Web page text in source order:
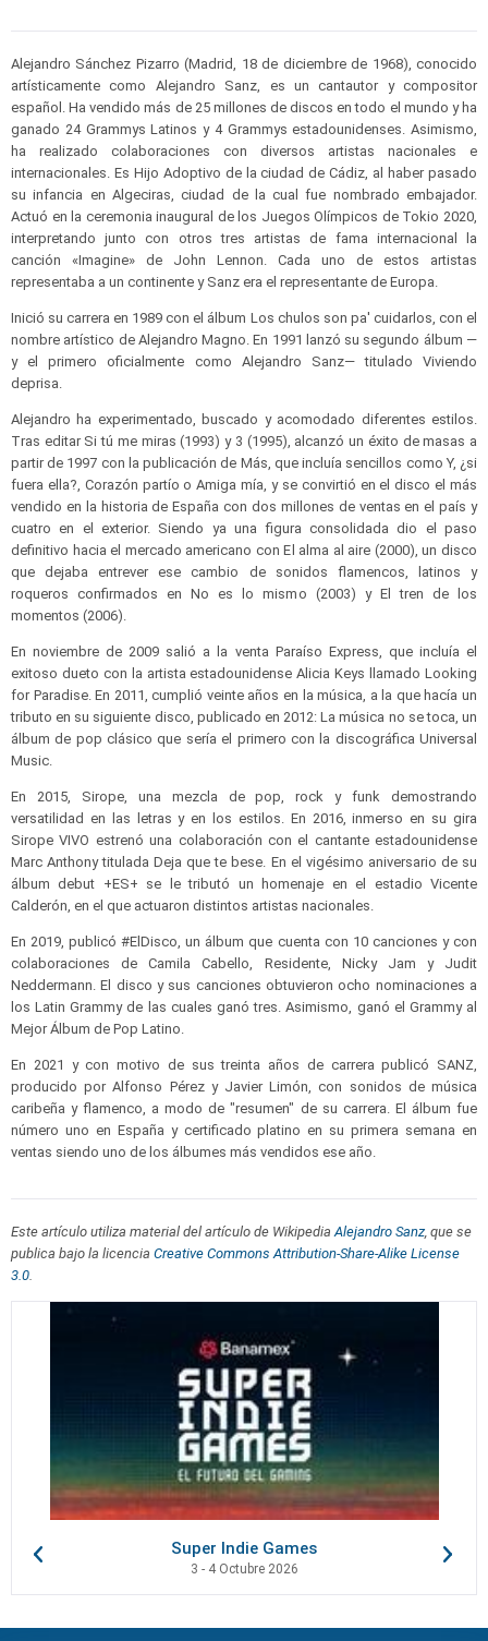
Alejandro Sánchez Pizarro (Madrid, 18 de diciembre de 1968), conocido
artísticamente como Alejandro Sanz, es un cantautor y compositor
español. Ha vendido más de 25 millones de discos en todo el mundo y ha
ganado 24 Grammys Latinos y 4 Grammys estadounidenses. Asimismo,
ha realizado colaboraciones con diversos artistas nacionales e
internacionales. Es Hijo Adoptivo de la ciudad de Cádiz, al haber pasado
su infancia en Algeciras, ciudad de la cual fue nombrado embajador.
Actuó en la ceremonia inaugural de los Juegos Olímpicos de Tokio 2020,
interpretando junto con otros tres artistas de fama internacional la
canción «Imagine» de John Lennon. Cada uno de estos artistas
representaba a un continente y Sanz era el representante de Europa.
Inició su carrera en 1989 con el álbum Los chulos son pa' cuidarlos, con el
nombre artístico de Alejandro Magno. En 1991 lanzó su segundo álbum —
y el primero oficialmente como Alejandro Sanz— titulado Viviendo
deprisa.
Alejandro ha experimentado, buscado y acomodado diferentes estilos.
Tras editar Si tú me miras (1993) y 3 (1995), alcanzó un éxito de masas a
partir de 1997 con la publicación de Más, que incluía sencillos como Y, ¿si
fuera ella?, Corazón partío o Amiga mía, y se convirtió en el disco el más
vendido en la historia de España con dos millones de ventas en el país y
cuatro en el exterior. Siendo ya una figura consolidada dio el paso
definitivo hacia el mercado americano con El alma al aire (2000), un disco
que dejaba entrever ese cambio de sonidos flamencos, latinos y
roqueros confirmados en No es lo mismo (2003) y El tren de los
momentos (2006).
En noviembre de 2009 salió a la venta Paraíso Express, que incluía el
exitoso dueto con la artista estadounidense Alicia Keys llamado Looking
for Paradise. En 2011, cumplió veinte años en la música, a la que hacía un
tributo en su siguiente disco, publicado en 2012: La música no se toca, un
álbum de pop clásico que sería el primero con la discográfica Universal
Music.
En 2015, Sirope, una mezcla de pop, rock y funk demostrando
versatilidad en las letras y en los estilos. En 2016, inmerso en su gira
Sirope VIVO estrenó una colaboración con el cantante estadounidense
Marc Anthony titulada Deja que te bese. En el vigésimo aniversario de su
álbum debut +ES+ se le tributó un homenaje en el estadio Vicente
Calderón, en el que actuaron distintos artistas nacionales.
En 2019, publicó #ElDisco, un álbum que cuenta con 10 canciones y con
colaboraciones de Camila Cabello, Residente, Nicky Jam y Judit
Neddermann. El disco y sus canciones obtuvieron ocho nominaciones a
los Latin Grammy de las cuales ganó tres. Asimismo, ganó el Grammy al
Mejor Álbum de Pop Latino.
En 2021 y con motivo de sus treinta años de carrera publicó SANZ,
producido por Alfonso Pérez y Javier Limón, con sonidos de música
caribeña y flamenco, a modo de "resumen" de su carrera. El álbum fue
número uno en España y certificado platino en su primera semana en
ventas siendo uno de los álbumes más vendidos ese año.
Este artículo utiliza material del artículo de WikipediaAlejandro Sanz, que se
publica bajo la licencia Creative Commons Attribution-Share-Alike License
3.0.
Super Indie Games
3 - 4 Octubre 2026